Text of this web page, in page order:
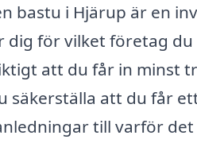
bastu i Hjärup är en
dig för vilket företag
att du får in minst
säkerställa att du får
till varför